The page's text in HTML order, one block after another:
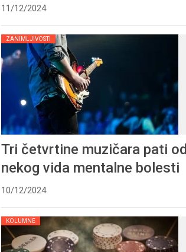
11/12/2024
ZANIMLJIVOSTI
Tri četvrtine muzičara pati od
nekog vida mentalne bolesti
10/12/2024
KOLUMNE